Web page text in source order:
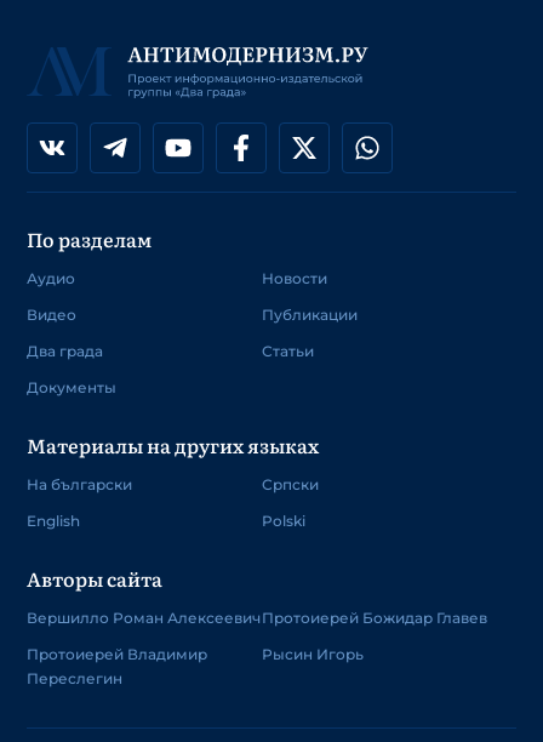
По разделам
Аудио
Видео
Два града
Документы
Новости
Публикации
Статьи
Материалы на других языках
На български
English
Српски
Polski
Авторы сайта
Вершилло Роман Алексеевич
Протоиерей Владимир
Переслегин
Протоиерей Божидар Главев
Рысин Игорь